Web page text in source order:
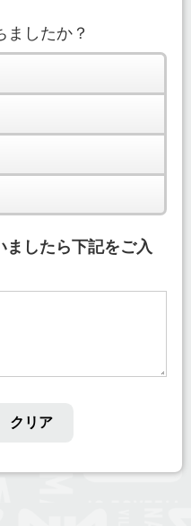
ましたか？
ましたら下記をご入